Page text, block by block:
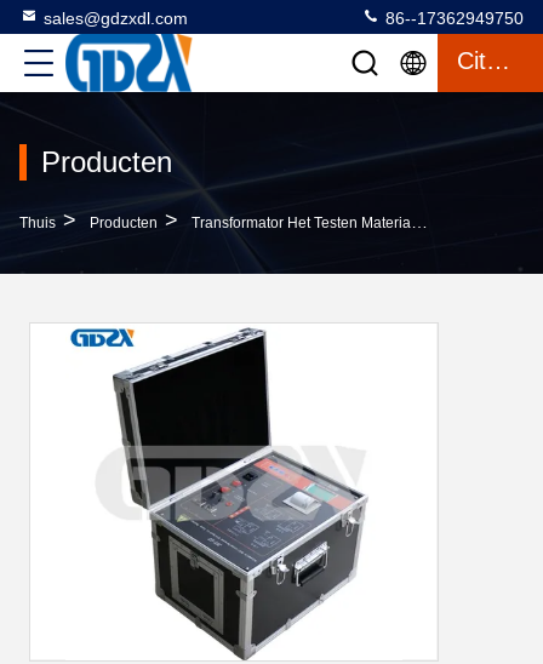
sales@gdzxdl.com 86--17362949750
Citaat
Producten
Thuis > Producten > Transformator Het Testen Materiaal